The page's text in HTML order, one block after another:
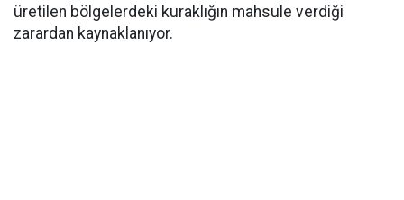
üretilen bölgelerdeki kuraklığın mahsule verdiği
zarardan kaynaklanıyor.